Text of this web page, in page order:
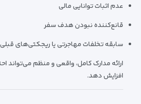
عدم اثبات توانایی مالی
قانع‌کننده نبودن هدف سفر
سابقه تخلفات مهاجرتی یا ریجکتی‌های قبلی
ارائه مدارک کامل، واقعی و منظم می‌تواند
افزایش دهد.